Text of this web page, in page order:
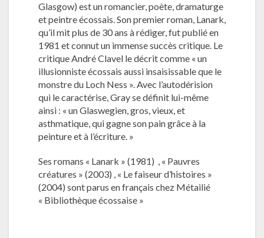
Glasgow) est un romancier, poète, dramaturge
et peintre écossais. Son premier roman, Lanark,
qu’il mit plus de 30 ans à rédiger, fut publié en
1981 et connut un immense succès critique. Le
critique André Clavel le décrit comme « un
illusionniste écossais aussi insaisissable que le
monstre du Loch Ness ». Avec l’autodérision
qui le caractérise, Gray se définit lui-même
ainsi : « un Glaswegien, gros, vieux, et
asthmatique, qui gagne son pain grâce à la
peinture et à l’écriture. »
Ses romans « Lanark » (1981) , « Pauvres
créatures » (2003) , « Le faiseur d’histoires »
(2004) sont parus en français chez Métailié
« Bibliothèque écossaise »